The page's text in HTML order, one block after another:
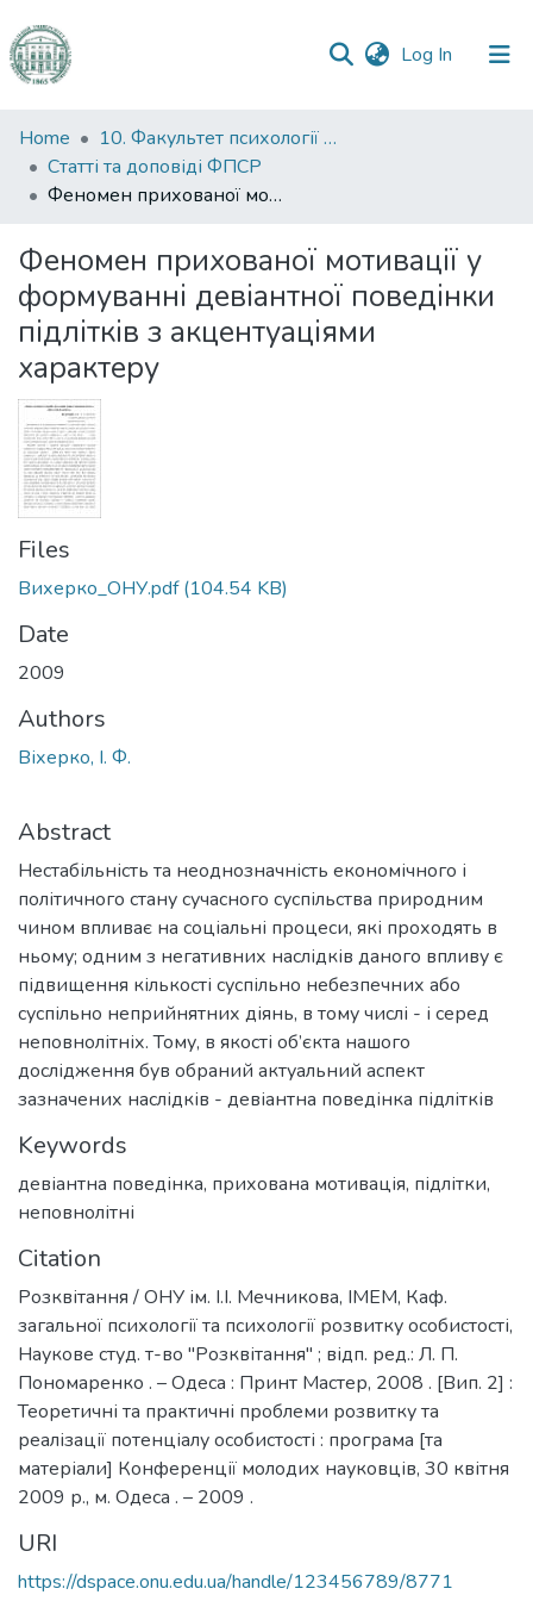
Log In (current)
Communities
&
Collections
Statistics
Home
10. Факультет психології та соціальної роботи
Статті та доповіді ФПСР
Феномен прихованої мотивації у формуванні девіантної поведінки підлітків з акцентуаціями характеру
Феномен прихованої мотивації у
формуванні девіантної поведінки
підлітків з акцентуаціями
характеру
Files
Вихерко_ОНУ.pdf(104.54 KB)
Date
2009
Authors
Віхерко, І. Ф.
Abstract
Нестабільність та неоднозначність економічного і
політичного стану сучасного суспільства природним
чином впливає на соціальні процеси, які проходять в
ньому; одним з негативних наслідків даного впливу є
підвищення кількості суспільно небезпечних або
суспільно неприйнятних діянь, в тому числі - і серед
неповнолітніх. Тому, в якості об’єкта нашого
дослідження був обраний актуальний аспект
зазначених наслідків - девіантна поведінка підлітків
Keywords
девіантна поведінка, прихована мотивація, підлітки,
неповнолітні
Citation
Розквітання / ОНУ ім. І.І. Мечникова, ІМЕМ, Каф.
загальної психології та психології розвитку особистості,
Наукове студ. т-во "Розквітання" ; відп. ред.: Л. П.
Пономаренко . – Одеса : Принт Мастер, 2008 . [Вип. 2] :
Теоретичні та практичні проблеми розвитку та
реалізації потенціалу особистості : програма [та
матеріали] Конференції молодих науковців, 30 квітня
2009 р., м. Одеса . – 2009 .
URI
https://dspace.onu.edu.ua/handle/123456789/8771